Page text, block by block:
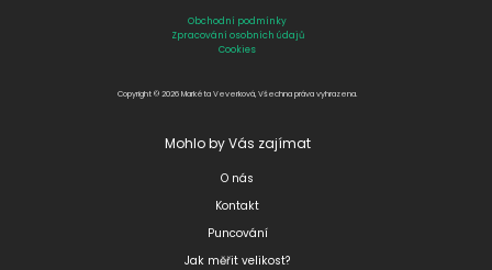
Obchodní podmínky
Zpracování osobních údajů
Cookies
Copyright © 2026 Markéta Veverková, Všechna práva vyhrazena.
Mohlo by Vás zajímat
O nás
Kontakt
Puncování
Jak měřit velikost?